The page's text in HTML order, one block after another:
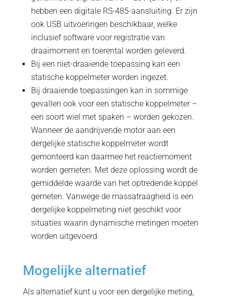
hebben een digitale RS-485-aansluiting. Er zijn
ook USB uitvoeringen beschikbaar, welke
inclusief software voor registratie van
draaimoment en toerental worden geleverd.
Bij een niet-draaiende toepassing kan een
statische koppelmeter worden ingezet.
Bij draaiende toepassingen kan in sommige
gevallen ook voor een statische koppelmeter –
een soort wiel met spaken – worden gekozen.
Wanneer de aandrijvende motor aan een
dergelijke statische koppelmeter wordt
gemonteerd kan daarmee het reactiemoment
worden gemeten. Met deze oplossing wordt de
gemiddelde waarde van het optredende koppel
gemeten. Vanwege de massatraagheid is een
dergelijke koppelmeting niet geschikt voor
situaties waarin dynamische metingen moeten
worden uitgevoerd.
Mogelijke alternatief
Als alternatief kunt u voor een dergelijke meting,